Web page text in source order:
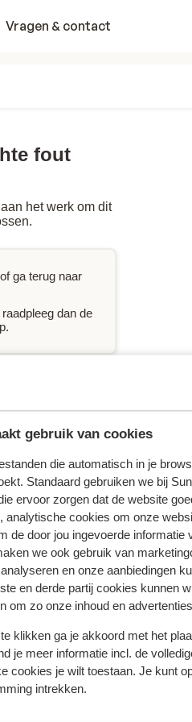
gebruik van cookies
die automatisch in je
Standaard gebruiken we bij
ervoor zorgen dat de website
analytische cookies om onze
de door jou ingevoerde informatie
we ook gebruik van
en onze aanbiedingen
en derde partij cookies kunnen
om zo onze inhoud en
klikken ga je akkoord met het
je meer informatie incl. de
cookies je wilt toestaan. Je kunt
intrekken.
Vragen & contact
fout
het werk om dit
of ga terug naar
dan de
Lorenzen) Hotel Mühlgarten
Gerlos
Saalbach
Cookies en privacy